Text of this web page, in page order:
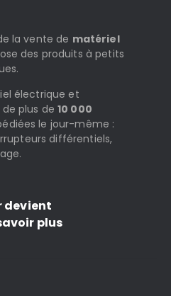
la vente de matériel
des produits à petits
électrique et
de plus de10 000
le jour-même :
différentiels,
devient
plus